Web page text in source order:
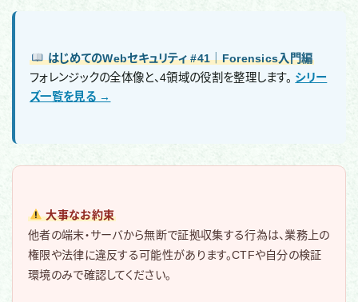
はじめてのWebセキュリティ #41｜Forensics入門編
フォレンジックの全体像と、4領域の役割を整理します。 シリー
ズ一覧を見る →
大事なお約束
他者の端末・サーバから無断で証拠収集する行為は、業務上の
権限や法律に違反する可能性があります。CTFや自分の検証
環境のみで確認してください。